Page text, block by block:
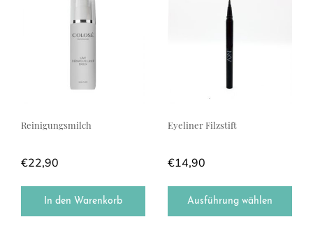
Reinigungsmilch
€22,90
In den Warenkorb
Eyeliner Filzstift
€14,90
Ausführung wählen